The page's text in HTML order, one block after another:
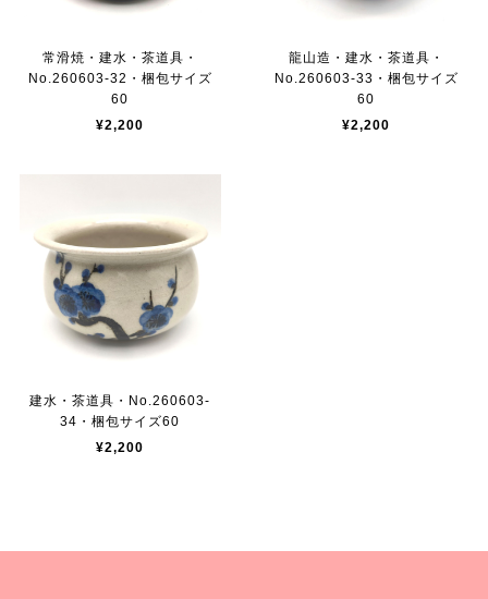
常滑焼・建水・茶道具・
No.260603-32・梱包サイズ
60
¥2,200
龍山造・建水・茶道具・
No.260603-33・梱包サイズ
60
¥2,200
建水・茶道具・No.260603-
34・梱包サイズ60
¥2,200